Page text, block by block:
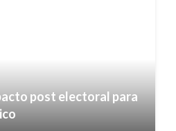
post electoral para